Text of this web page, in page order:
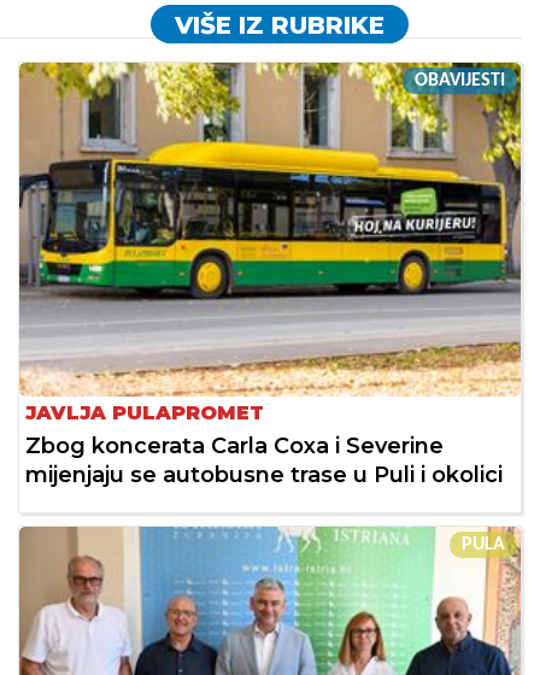
VIŠE IZ RUBRIKE
OBAVIJESTI
JAVLJA PULAPROMET
Zbog koncerata Carla Coxa i Severine
mijenjaju se autobusne trase u Puli i okolici
PULA